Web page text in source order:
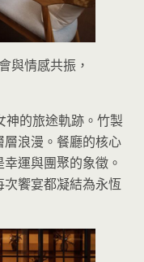
與情感共振，
神的旅途軌跡。竹製
浪漫。餐廳的核心
運與團聚的象徵。
饗宴都凝結為永恆